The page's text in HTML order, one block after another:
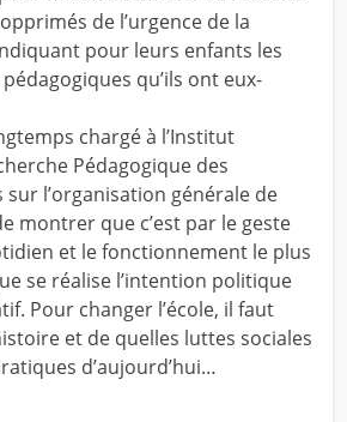
de l’urgence de la
pour leurs enfants les
qu’ils ont eux-
chargé à l’Institut
Pédagogique des
l’organisation générale de
montrer que c’est par le geste
et le fonctionnement le plus
se réalise l’intention politique
Pour changer l’école, il faut
et de quelles luttes sociales
d’aujourd’hui…